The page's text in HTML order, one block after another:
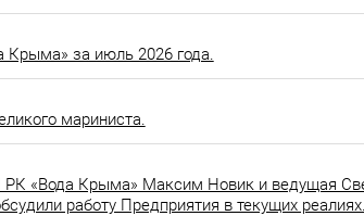
Крыма» за июль 2026 года.
мариниста.
РК «Вода Крыма» Максим Новик и ведущая
работу Предприятия в текущих реалиях.